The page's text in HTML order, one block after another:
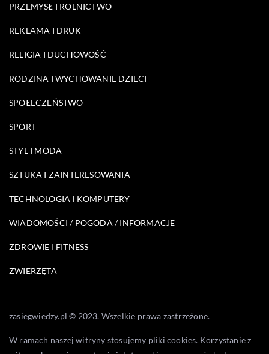
PRZEMYSŁ I ROLNICTWO
REKLAMA I DRUK
RELIGIA I DUCHOWOŚĆ
RODZINA I WYCHOWANIE DZIECI
SPOŁECZEŃSTWO
SPORT
STYL I MODA
SZTUKA I ZAINTERESOWANIA
TECHNOLOGIA I KOMPUTERY
WIADOMOŚCI / POGODA / INFORMACJE
ZDROWIE I FITNESS
ZWIERZĘTA
zasiegwiedzy.pl © 2023. Wszelkie prawa zastrzeżone.
W ramach naszej witryny stosujemy pliki cookies. Korzystanie z